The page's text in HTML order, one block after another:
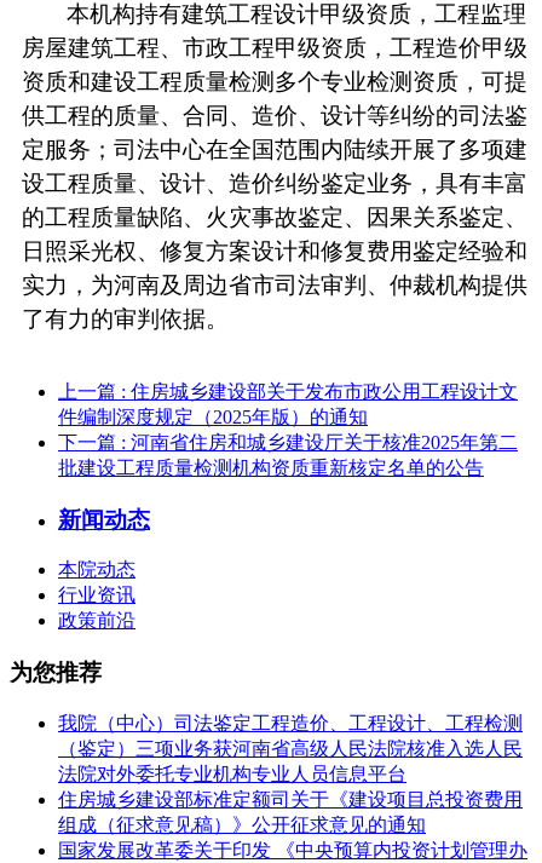
本机构持有建筑工程设计甲级资质，工程监理
房屋建筑工程、市政工程甲级资质，工程造价甲级
资质和建设工程质量检测多个专业检测资质，可提
供工程的质量、合同、造价、设计等纠纷的司法鉴
定服务； 司法中心在全国范围内陆续开展了多项建
设工程质量、设计、造价纠纷鉴定业务，具有丰富
的工程质量缺陷、火灾事故鉴定、因果关系鉴定、
日照采光权、修复方案设计和修复费用鉴定经验和
实力，为河南及周边省市司法审判、仲裁机构提供
了有力的审判依据。
上一篇 : 住房城乡建设部关于发布市政公用工程设计文
件编制深度规定（2025年版）的通知
下一篇 : 河南省住房和城乡建设厅关于核准2025年第二
批建设工程质量检测机构资质重新核定名单的公告
新闻动态
本院动态
行业资讯
政策前沿
为您推荐
我院（中心）司法鉴定工程造价、工程设计、工程检测
（鉴定）三项业务获河南省高级人民法院核准入选人民
法院对外委托专业机构专业人员信息平台
住房城乡建设部标准定额司关于《建设项目总投资费用
组成（征求意见稿）》公开征求意见的通知
国家发展改革委关于印发 《中央预算内投资计划管理办